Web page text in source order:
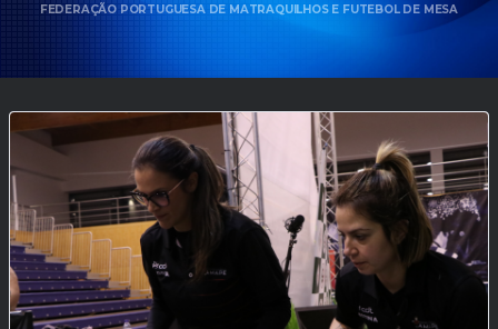
FEDERAÇÃO PORTUGUESA DE MATRAQUILHOS E FUTEBOL DE MESA